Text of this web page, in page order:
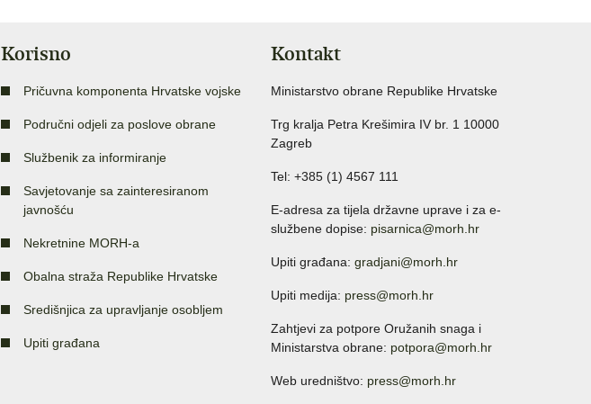
Korisno
Pričuvna komponenta Hrvatske vojske
Područni odjeli za poslove obrane
Službenik za informiranje
Savjetovanje sa zainteresiranom
javnošću
Nekretnine MORH-a
Obalna straža Republike Hrvatske
Središnjica za upravljanje osobljem
Upiti građana
Kontakt
Ministarstvo obrane Republike Hrvatske
Trg kralja Petra Krešimira IV br. 1 10000
Zagreb
Tel: +385 (1) 4567 111
E-adresa za tijela državne uprave i za e-
službene dopise: pisarnica@morh.hr
Upiti građana: gradjani@morh.hr
Upiti medija: press@morh.hr
Zahtjevi za potpore Oružanih snaga i
Ministarstva obrane: potpora@morh.hr
Web uredništvo: press@morh.hr